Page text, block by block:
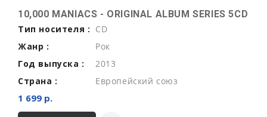
10,000 MANIACS - ORIGINAL ALBUM SERIES 5CD
Тип носителя : CD
Жанр :
Рок
Год выпуска :
2013
Страна :
Европейский союз
1 699 р.